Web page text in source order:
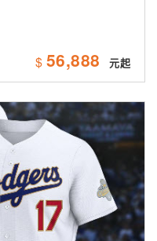
$ 56,888